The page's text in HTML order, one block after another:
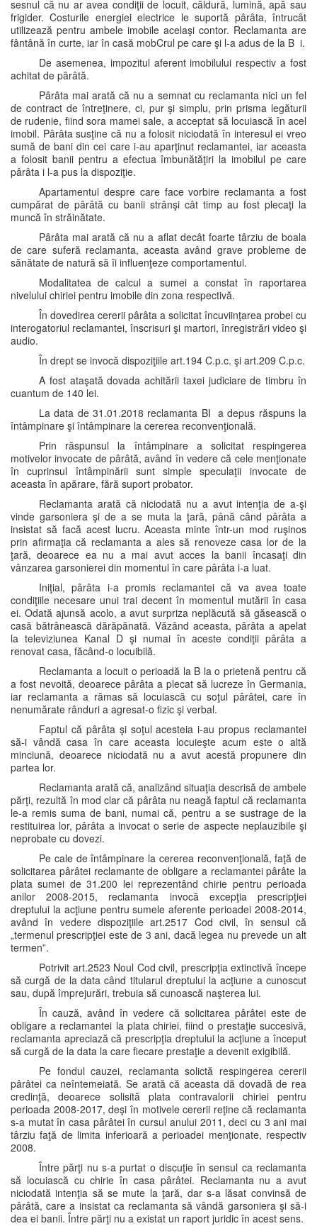
sesnul că nu ar avea condiţii de locuit, căldură, lumină, apă sau
frigider. Costurile energiei electrice le suportă pârâta, întrucât
utilizează pentru ambele imobile acelaşi contor. Reclamanta are
fântână în curte, iar în casă mobCrul pe care şi l-a adus de la B i.
De asemenea, impozitul aferent imobilului respectiv a fost
achitat de pârâtă.
Pârâta mai arată că nu a semnat cu reclamanta nici un fel
de contract de întreţinere, ci, pur şi simplu, prin prisma legăturii
de rudenie, fiind sora mamei sale, a acceptat să locuiască în acel
imobil. Pârâta susţine că nu a folosit niciodată în interesul ei vreo
sumă de bani din cei care i-au aparţinut reclamantei, iar aceasta
a folosit banii pentru a efectua îmbunătăţiri la imobilul pe care
pârâta i l-a pus la dispoziţie.
Apartamentul despre care face vorbire reclamanta a fost
cumpărat de pârâtă cu banii strânşi cât timp au fost plecaţi la
muncă în străinătate.
Pârâta mai arată că nu a aflat decât foarte târziu de boala
de care suferă reclamanta, aceasta având grave probleme de
sănătate de natură să îi influenţeze comportamentul.
Modalitatea de calcul a sumei a constat în raportarea
nivelului chiriei pentru imobile din zona respectivă.
În dovedirea cererii pârâta a solicitat încuviinţarea probei cu
interogatoriul reclamantei, înscrisuri şi martori, înregistrări video şi
audio.
În drept se invocă dispoziţiile art.194 C.p.c. şi art.209 C.p.c.
A fost ataşată dovada achitării taxei judiciare de timbru în
cuantum de 140 lei.
La data de 31.01.2018 reclamanta BI a depus răspuns la
întâmpinare şi întâmpinare la cererea reconvenţională.
Prin răspunsul la întâmpinare a solicitat respingerea
motivelor invocate de pârâtă, având în vedere că cele menţionate
în cuprinsul întâmpinării sunt simple speculaţii invocate de
aceasta în apărare, fără suport probator.
Reclamanta arată că niciodată nu a avut intenţia de a-şi
vinde garsoniera şi de a se muta la ţară, până când pârâta a
insistat să facă acest lucru. Aceasta minte într-un mod ruşinos
prin afirmaţia că reclamanta a ales să renoveze casa lor de la
ţară, deoarece ea nu a mai avut acces la banii încasaţi din
vânzarea garsonierei din momentul în care pârâta i-a luat.
Iniţial, pârâta i-a promis reclamantei că va avea toate
condiţiile necesare unui trai decent în momentul mutării în casa
ei. Odată ajunsă acolo, a avut surpriza neplăcută să găsească o
casă bătrânească dărăpănată. Văzând aceasta, pârâta a apelat
la televiziunea Kanal D şi numai în aceste condiţii pârâta a
renovat casa, făcând-o locuibilă.
Reclamanta a locuit o perioadă la B la o prietenă pentru că
a fost nevoită, deoarece pârâta a plecat să lucreze în Germania,
iar reclamanta a rămas să locuiască cu soţul pârâtei, care în
nenumărate rânduri a agresat-o fizic şi verbal.
Faptul că pârâta şi soţul acesteia i-au propus reclamantei
să-i vândă casa în care aceasta locuieşte acum este o altă
minciună, deoarece niciodată nu a avut acestă propunere din
partea lor.
Reclamanta arată că, analizând situaţia descrisă de ambele
părţi, rezultă în mod clar că pârâta nu neagă faptul că reclamanta
le-a remis suma de bani, numai că, pentru a se sustrage de la
restituirea lor, pârâta a invocat o serie de aspecte neplauzibile şi
neprobate cu dovezi.
Pe cale de întâmpinare la cererea reconvenţională, faţă de
solicitarea pârâtei reclamante de obligare a reclamantei pârâte la
plata sumei de 31.200 lei reprezentând chirie pentru perioada
anilor 2008-2015, reclamanta invocă excepţia prescripţiei
dreptului la acţiune pentru sumele aferente perioadei 2008-2014,
având în vedere dispoziţiile art.2517 Cod civil, în sensul că
„termenul prescripţiei este de 3 ani, dacă legea nu prevede un alt
termen”.
Potrivit art.2523 Noul Cod civil, prescripţia extinctivă începe
să curgă de la data când titularul dreptului la acţiune a cunoscut
sau, după împrejurări, trebuia să cunoască naşterea lui.
În cauză, având în vedere că solicitarea pârâtei este de
obligare a reclamantei la plata chiriei, fiind o prestaţie succesivă,
reclamanta apreciază că prescripţia dreptului la acţiune a început
să curgă de la data la care fiecare prestaţie a devenit exigibilă.
Pe fondul cauzei, reclamanta solictă respingerea cererii
pârâtei ca neîntemeiată. Se arată că aceasta dă dovadă de rea
credinţă, deoarece solisită plata contravalorii chiriei pentru
perioada 2008-2017, deşi în motivele cererii reţine că reclamanta
s-a mutat în casa pârâtei în cursul anului 2011, deci cu 3 ani mai
târziu faţă de limita inferioară a perioadei menţionate, respectiv
2008.
Între părţi nu s-a purtat o discuţie în sensul ca reclamanta
să locuiască cu chirie în casa pârâtei. Reclamanta nu a avut
niciodată intenţia să se mute la ţară, dar s-a lăsat convinsă de
pârâtă, care a insistat ca reclamanta să vândă garsoniera şi să-i
dea ei banii. Între părţi nu a existat un raport juridic în acest sens.